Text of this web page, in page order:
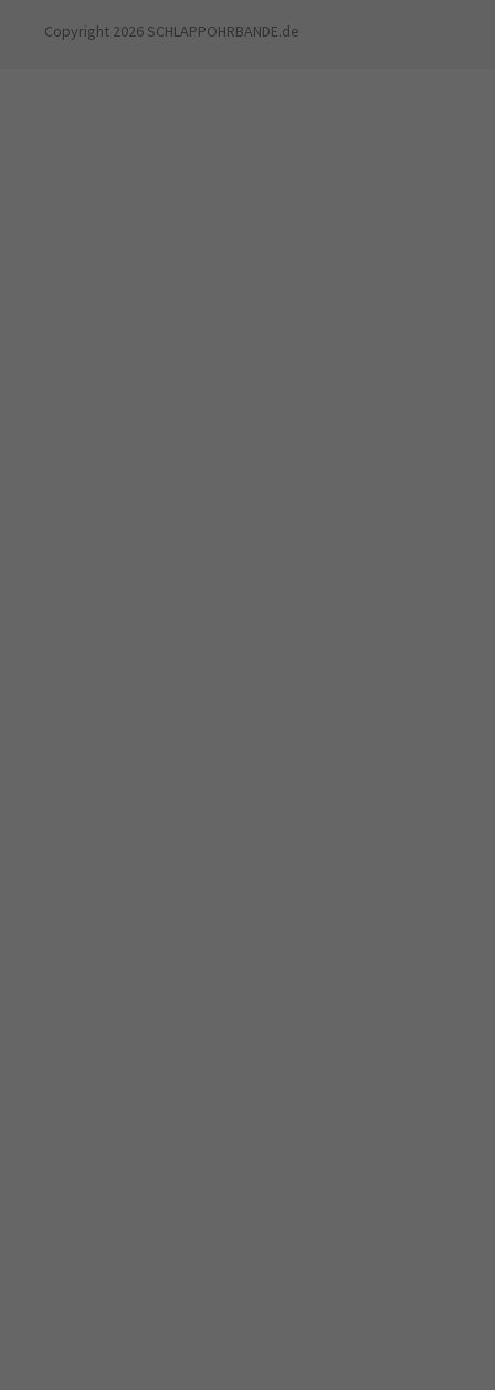
Copyright 2026 SCHLAPPOHRBANDE.de